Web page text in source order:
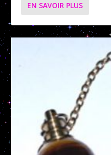
EN SAVOIR PLUS